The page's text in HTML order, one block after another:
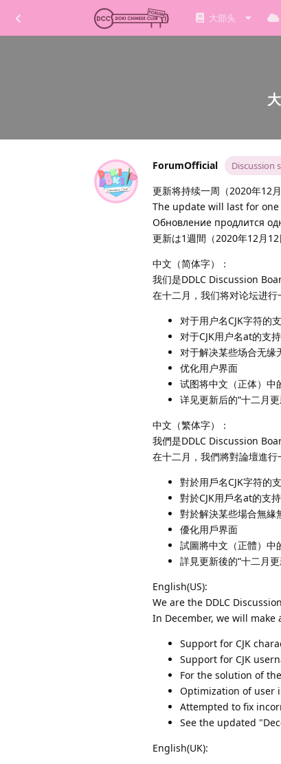
大部头
ForumOfficial Discussion
更新将持续一周（2020年12
The update will last for one
Обновление продлится
更新は1週間（2020年12月12
中文（简体字）：
我们是DDLC Discussion
在十二月，我们将对论坛进
对于用户名CJK字符的
对于CJK用户名at的支持
对于解决某些场合无缘
优化用户界面
试图将中文（正体）中
详见更新后的“十二月
中文（繁体字）：
我們是DDLC Discussion
在十二月，我們將對論壇進
對於用戶名CJK字符的
對於CJK用戶名at的支持
對於解決某些場合無緣
優化用戶界面
試圖將中文（正體）中
詳見更新後的“十二月
English(US):
We are the DDLC
In December, we will
Support for CJK
Support for CJK
For the solution of
Optimization of user
Attempted to fix
See the updated
English(UK):